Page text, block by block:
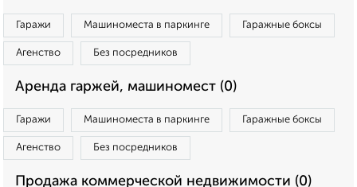
Гаражи Машиноместа в паркинге Гаражные боксы
Агенство Без посредников
Аренда гаржей, машиномест (0)
Гаражи Машиноместа в паркинге Гаражные боксы
Агенство Без посредников
Продажа коммерческой недвижимости (0)